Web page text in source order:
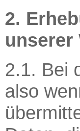
2.
unserer
2.1. Bei
also